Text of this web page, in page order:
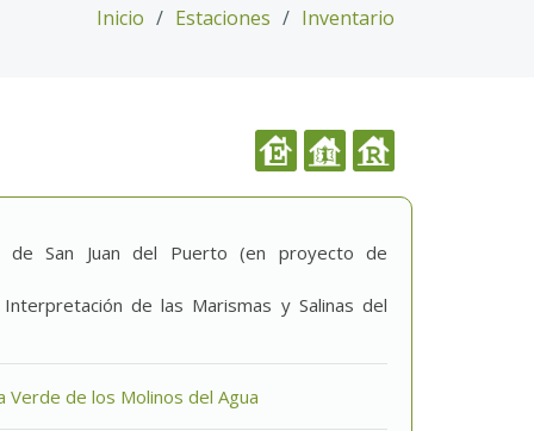
Inicio Estaciones Inventario
de San Juan del Puerto (en proyecto de
de las Marismas y Salinas del
Verde de los Molinos del Agua